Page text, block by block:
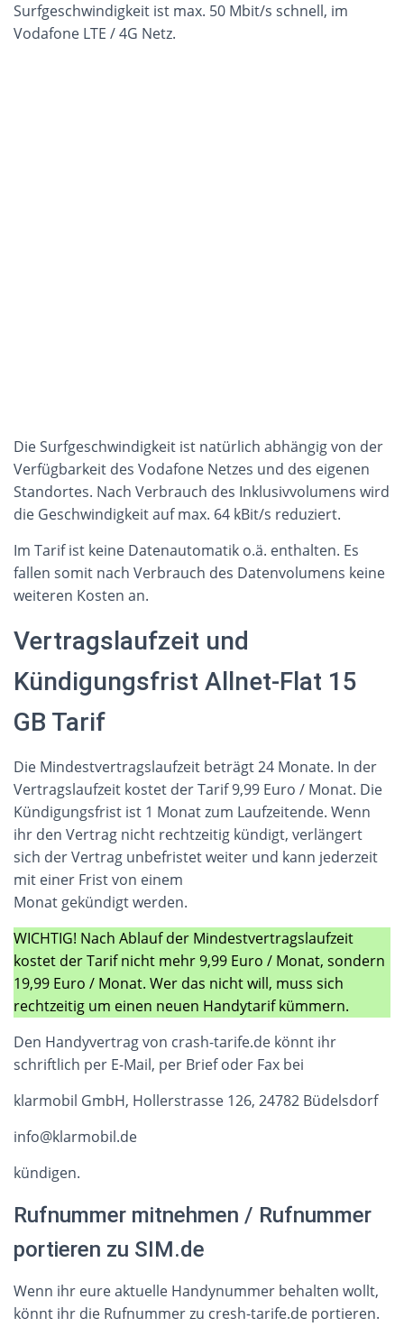
Surfgeschwindigkeit ist max. 50 Mbit/s schnell, im
Vodafone LTE / 4G Netz.
Die Surfgeschwindigkeit ist natürlich abhängig von der
Verfügbarkeit des Vodafone Netzes und des eigenen
Standortes. Nach Verbrauch des Inklusivvolumens wird
die Geschwindigkeit auf max. 64 kBit/s reduziert.
Im Tarif ist keine Datenautomatik o.ä. enthalten. Es
fallen somit nach Verbrauch des Datenvolumens keine
weiteren Kosten an.
Vertragslaufzeit und
Kündigungsfrist Allnet-Flat 15
GB Tarif
Die Mindestvertragslaufzeit beträgt 24 Monate. In der
Vertragslaufzeit kostet der Tarif 9,99 Euro / Monat. Die
Kündigungsfrist ist 1 Monat zum Laufzeitende. Wenn
ihr den Vertrag nicht rechtzeitig kündigt, verlängert
sich der Vertrag unbefristet weiter und kann jederzeit
mit einer Frist von einem
Monat gekündigt werden.
WICHTIG! Nach Ablauf der Mindestvertragslaufzeit
kostet der Tarif nicht mehr 9,99 Euro / Monat, sondern
19,99 Euro / Monat. Wer das nicht will, muss sich
rechtzeitig um einen neuen Handytarif kümmern.
Den Handyvertrag von crash-tarife.de könnt ihr
schriftlich per E-Mail, per Brief oder Fax bei
klarmobil GmbH, Hollerstrasse 126, 24782 Büdelsdorf
info@klarmobil.de
kündigen.
Rufnummer mitnehmen / Rufnummer
portieren zu SIM.de
Wenn ihr eure aktuelle Handynummer behalten wollt,
könnt ihr die Rufnummer zu cresh-tarife.de portieren.